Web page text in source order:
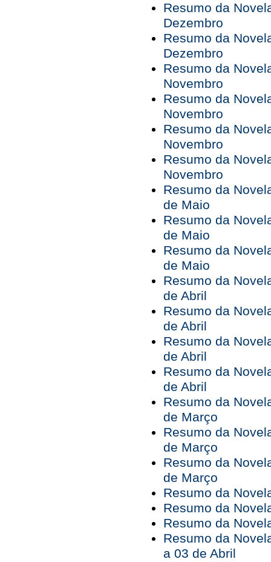
Resumo da
Dezembro
Resumo da
Dezembro
Resumo da
Novembro
Resumo da
Novembro
Resumo da
Novembro
Resumo da
Novembro
Resumo da
de Maio
Resumo da
de Maio
Resumo da
de Maio
Resumo da
de Abril
Resumo da
de Abril
Resumo da
de Abril
Resumo da
de Abril
Resumo da
de Março
Resumo da
de Março
Resumo da
de Março
Resumo da
Resumo da
Resumo da
Resumo da
a 03 de Abril